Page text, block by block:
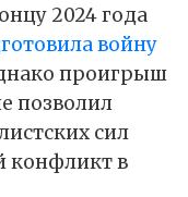
2024 года
войну
проигрыш
позволил
сил
конфликт в